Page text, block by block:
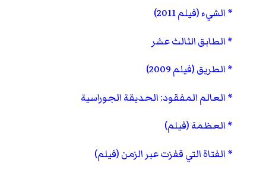
الشيء (فيلم 2011)
الطابق الثالث عشر
الطريق (فيلم 2009)
العالم المفقود: الحديقة الجوراسية
العظمة (فيلم)
الفتاة التي قفزت عبر الزمن (فيلم)